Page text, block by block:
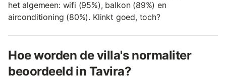
het algemeen: wifi (95%), balkon (89%) en
airconditioning (80%). Klinkt goed, toch?
Hoe worden de villa's normaliter
beoordeeld in Tavira?